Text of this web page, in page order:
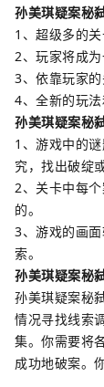
孙美琪疑案秘
1、超级多的
2、玩家将成为
3、依靠玩家的
4、全新的玩法
孙美琪疑案秘
1、游戏中的
究，找出破绽
2、关卡中每
的。
3、游戏的画
索。
孙美琪疑案秘
孙美琪疑案秘
情况寻找线索
集。你需要将
成功地破案。